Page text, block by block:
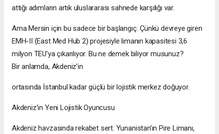
attığı adımların artık uluslararası sahnede karşılığı var.
Ama Mersin için bu sadece bir başlangıç. Çünkü devreye giren
EMH-II (East Med Hub 2) projesiyle limanın kapasitesi 3,6
milyon TEU’ya çıkarılıyor. Bu ne demek biliyor musunuz?
Bir anlamda, Akdeniz’in
ortasında İstanbul kadar güçlü bir lojistik merkez doğuyor.
Akdeniz’in Yeni Lojistik Oyuncusu
Akdeniz havzasında rekabet sert. Yunanistan’ın Pire Limanı,